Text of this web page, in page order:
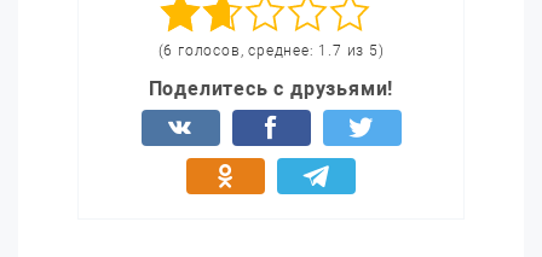
(6 голосов, среднее: 1.7 из 5)
Поделитесь с друзьями!